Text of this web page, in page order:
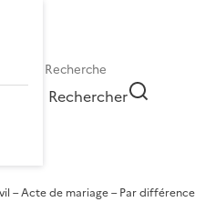
Rechercher
– Acte de mariage – Par différence